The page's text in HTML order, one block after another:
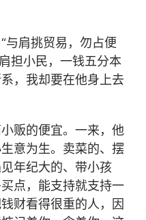
与肩挑贸易，勿占便
担小民，一钱五分本
，我却要在他身上去
贩的便宜。一来，他
意为生。卖菜的、摆
年纪大的、带小孩
点，能支持就支持一
财看得很重的人，因